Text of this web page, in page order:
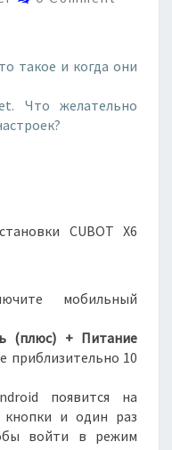
O
N
T
такое и когда они
Что желательно
CUBOT X6
мобильный
(плюс) + Питание
приблизительно 10
появится на
кнопки и один раз
войти в режим